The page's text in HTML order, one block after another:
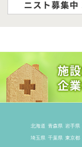
北海道 青森県 岩手県
埼玉県 千葉県 東京都